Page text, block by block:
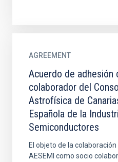
AGREEMENT
Acuerdo de adhesión
colaborador del
Astrofísica de
Española de la
Semiconductores
El objeto de la
AESEMI como socio